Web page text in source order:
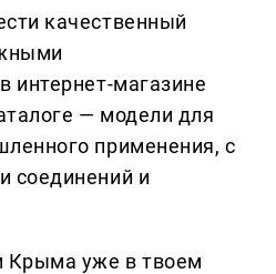
качественный
интернет-магазине
— модели для
применения, с
соединений и
Крыма уже в твоем